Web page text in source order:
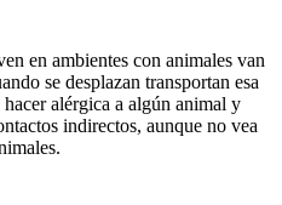
en ambientes con animales van
se desplazan transportan esa
alérgica a algún animal y
indirectos, aunque no vea